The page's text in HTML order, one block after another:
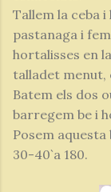
Tallem la ceba
pastanaga i
hortalisses en
talladet menut,
Batem els dos
barregem be i
Posem
30-40`a 180.